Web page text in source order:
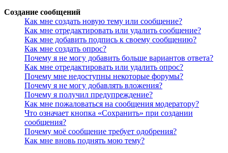
Создание сообщений
Как мне создать новую тему или сообщение?
Как мне отредактировать или удалить сообщение?
Как мне добавить подпись к своему сообщению?
Как мне создать опрос?
Почему я не могу добавить больше вариантов ответа?
Как мне отредактировать или удалить опрос?
Почему мне недоступны некоторые форумы?
Почему я не могу добавлять вложения?
Почему я получил предупреждение?
Как мне пожаловаться на сообщения модератору?
Что означает кнопка «Сохранить» при создании
сообщения?
Почему моё сообщение требует одобрения?
Как мне вновь поднять мою тему?